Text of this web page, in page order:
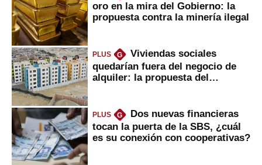
oro en la mira del Gobierno: la
propuesta contra la minería ilegal
PLUS G
Viviendas sociales
quedarían fuera del negocio de
alquiler: la propuesta del
PLUS G
Dos nuevas financieras
tocan la puerta de la SBS, ¿cuál
es su conexión con cooperativas?